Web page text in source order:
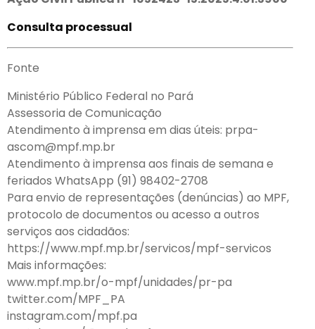
Consulta processual
Fonte
Ministério Público Federal no Pará
Assessoria de Comunicação
Atendimento à imprensa em dias úteis: prpa-
ascom@mpf.mp.br
Atendimento à imprensa aos finais de semana e
feriados WhatsApp (91) 98402-2708
Para envio de representações (denúncias) ao MPF,
protocolo de documentos ou acesso a outros
serviços aos cidadãos:
https://www.mpf.mp.br/servicos/mpf-servicos
Mais informações:
www.mpf.mp.br/o-mpf/unidades/pr-pa
twitter.com/MPF_PA
instagram.com/mpf.pa